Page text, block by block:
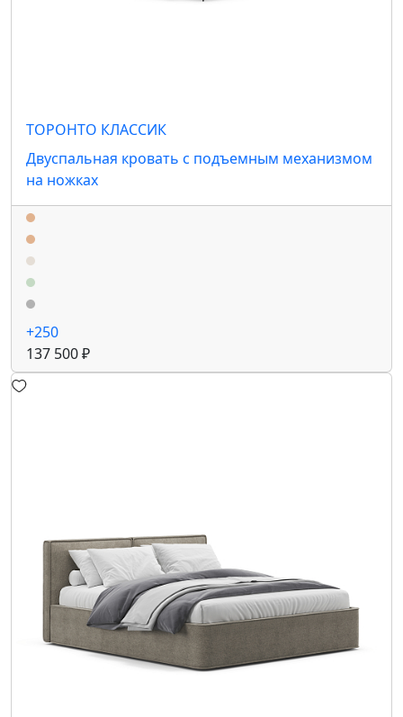
ТОРОНТО КЛАССИК
Двуспальная кровать с подъемным механизмом
на ножках
+250
137 500 ₽